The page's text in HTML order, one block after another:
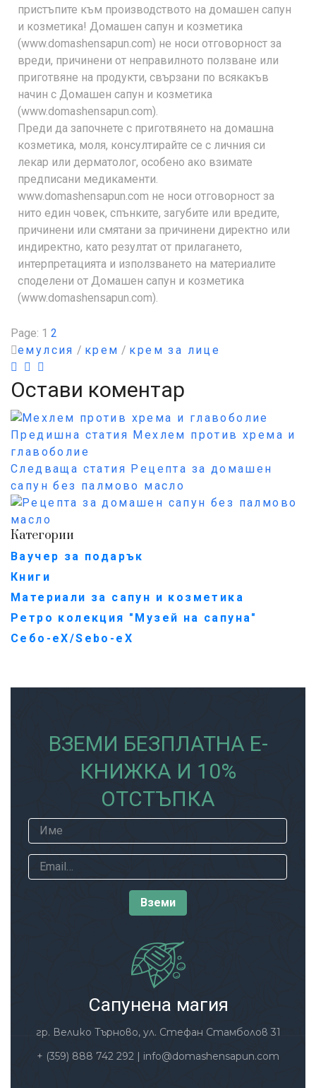
пристъпите към производството на домашен сапун
и козметика! Домашен сапун и козметика
(www.domashensapun.com) не носи отговорност за
вреди, причинени от неправилното ползване или
приготвяне на продукти, свързани по всякакъв
начин с Домашен сапун и козметика
(www.domashensapun.com).
Преди да започнете с приготвянето на домашна
козметика, моля, консултирайте се с личния си
лекар или дерматолог, особено ако взимате
предписани медикаменти.
www.domashensapun.com не носи отговорност за
нито един човек, спънките, загубите или вредите,
причинени или смятани за причинени директно или
индиректно, като резултат от прилагането,
интерпретацията и използването на материалите
споделени от Домашен сапун и козметика
(www.domashensapun.com).
Page: 1 2
емулсия / крем / крем за лице
Остави коментар
Предишна статия Мехлем против хрема и
главоболие
Следваща статия Рецепта за домашен
сапун без палмово масло
Категории
Ваучер за подарък
Книги
Материали за сапун и козметика
Ретро колекция "Музей на сапуна"
Себо-еХ/Sebo-eX
ВЗЕМИ БЕЗПЛАТНА Е-
КНИЖКА И 10%
ОТСТЪПКА
Сапунена магия
гр. Велико Търново, ул. Стефан Стамболов 31
+ (359) 888 742 292 | info@domashensapun.com